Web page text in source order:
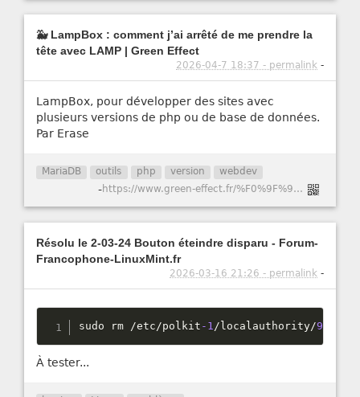
🐳 LampBox : comment j’ai arrêté de me prendre la
tête avec LAMP | Green Effect
2026-04-7 18:37 - permalink -
LampBox, pour développer des sites avec
plusieurs versions de php ou de base de données.
Par Erase
MariaDB outils php version webdev
- https://www.green-effect.fr/%F0%9F%90%B3-lampbox-comment-j%E2%80%99ai-arr%C3%AAt%C3%A9-de-me-prendre-la-t%C3%AAte-avec-lamp
Résolu le 2-03-24 Bouton éteindre disparu - Forum-
Francophone-LinuxMint.fr
2026-03-16 21:26 - permalink -
sudo rm /etc/polkit -1/ localauthority/90
À tester...